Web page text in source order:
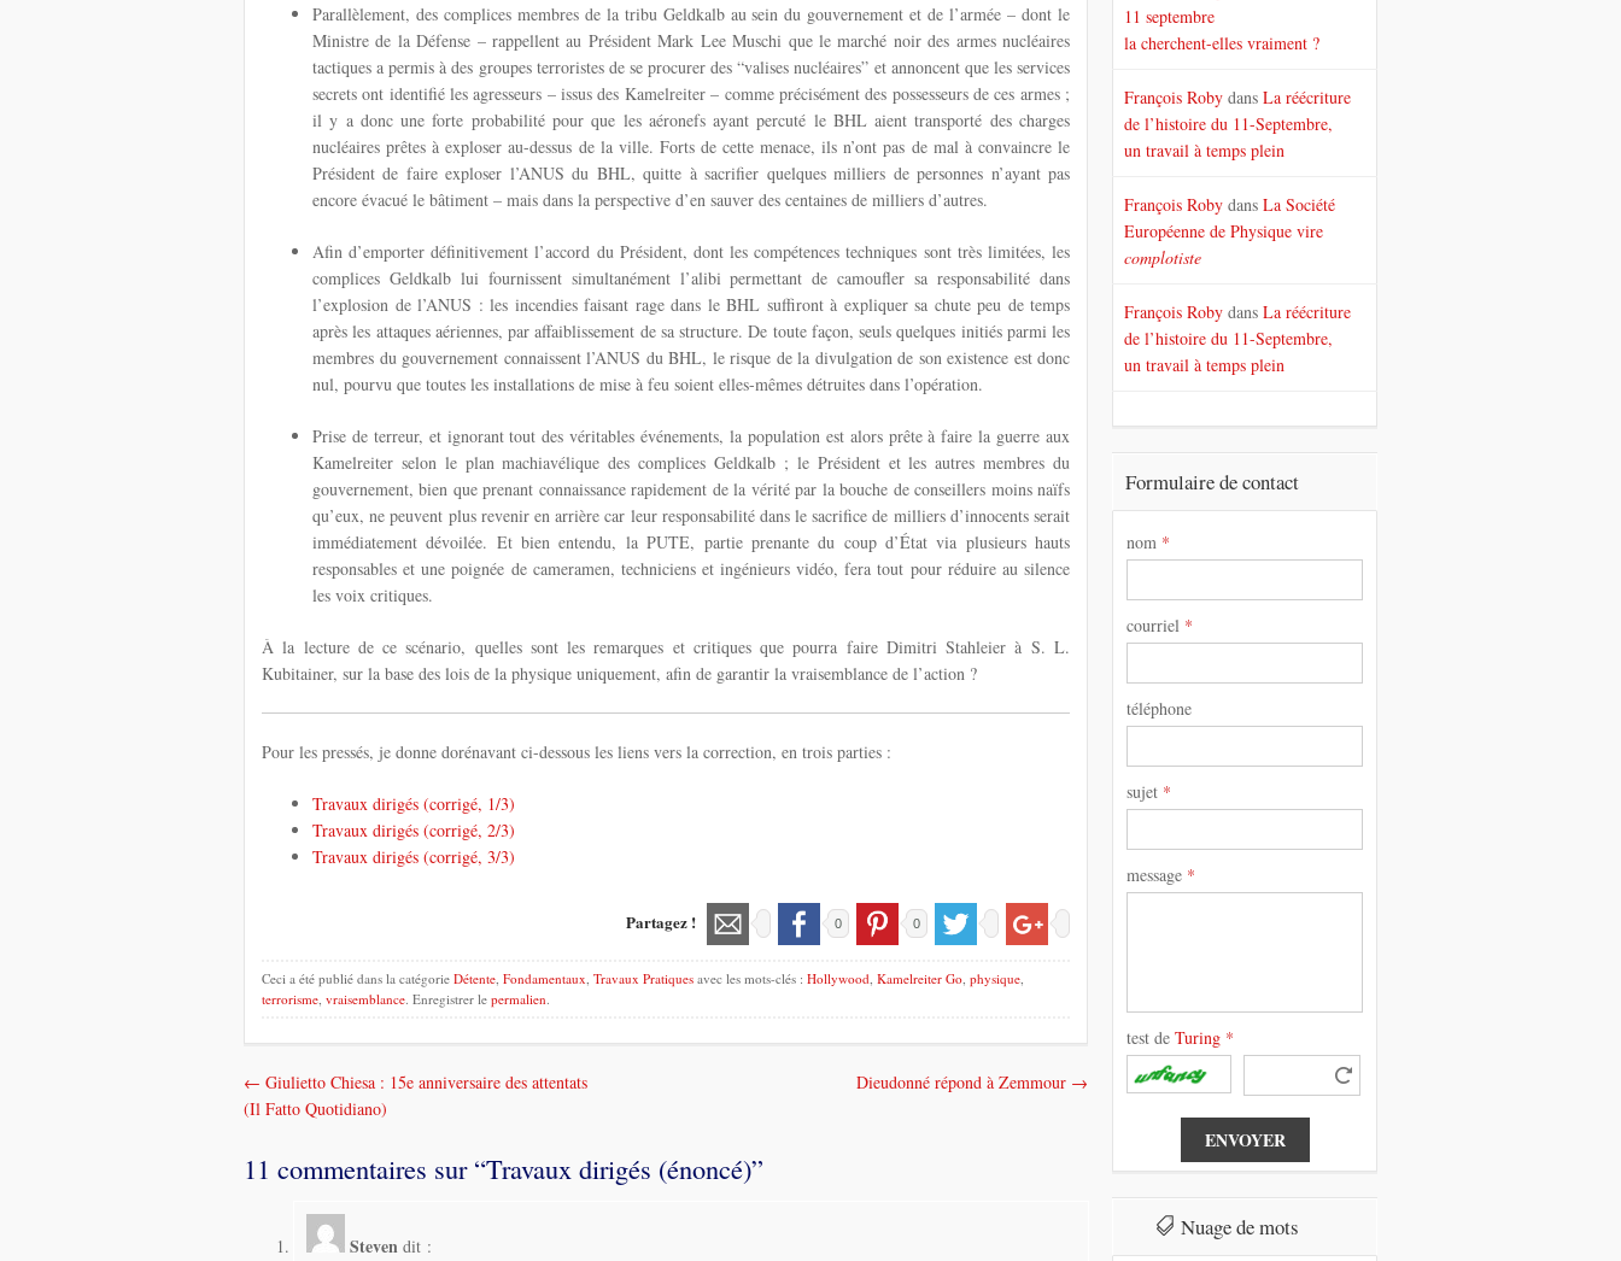
Parallèlement, des complices membres de la tribu Geldkalb au sein du gouvernement et de l’armée – dont le
Ministre de la Défense – rappellent au Président Mark Lee Muschi que le marché noir des armes nucléaires
tactiques a permis à des groupes terroristes de se procurer des “valises nucléaires” et annoncent que les services
secrets ont identifié les agresseurs – issus des Kamelreiter – comme précisément des possesseurs de ces armes ;
il y a donc une forte probabilité pour que les aéronefs ayant percuté le BHL aient transporté des charges
nucléaires prêtes à exploser au-dessus de la ville. Forts de cette menace, ils n’ont pas de mal à convaincre le
Président de faire exploser l’ANUS du BHL, quitte à sacrifier quelques milliers de personnes n’ayant pas
encore évacué le bâtiment – mais dans la perspective d’en sauver des centaines de milliers d’autres.
Afin d’emporter définitivement l’accord du Président, dont les compétences techniques sont très limitées, les
complices Geldkalb lui fournissent simultanément l’alibi permettant de camoufler sa responsabilité dans
l’explosion de l’ANUS : les incendies faisant rage dans le BHL suffiront à expliquer sa chute peu de temps
après les attaques aériennes, par affaiblissement de sa structure. De toute façon, seuls quelques initiés parmi les
membres du gouvernement connaissent l’ANUS du BHL, le risque de la divulgation de son existence est donc
nul, pourvu que toutes les installations de mise à feu soient elles-mêmes détruites dans l’opération.
Prise de terreur, et ignorant tout des véritables événements, la population est alors prête à faire la guerre aux
Kamelreiter selon le plan machiavélique des complices Geldkalb ; le Président et les autres membres du
gouvernement, bien que prenant connaissance rapidement de la vérité par la bouche de conseillers moins naïfs
qu’eux, ne peuvent plus revenir en arrière car leur responsabilité dans le sacrifice de milliers d’innocents serait
immédiatement dévoilée. Et bien entendu, la PUTE, partie prenante du coup d’État via plusieurs hauts
responsables et une poignée de cameramen, techniciens et ingénieurs vidéo, fera tout pour réduire au silence
les voix critiques.
À la lecture de ce scénario, quelles sont les remarques et critiques que pourra faire Dimitri Stahleier à S. L.
Kubitainer, sur la base des lois de la physique uniquement, afin de garantir la vraisemblance de l’action ?
Pour les pressés, je donne dorénavant ci-dessous les liens vers la correction, en trois parties :
Travaux dirigés (corrigé, 1/3)
Travaux dirigés (corrigé, 2/3)
Travaux dirigés (corrigé, 3/3)
Partagez ! 0 0
Ceci a été publié dans la catégorie Détente, Fondamentaux, Travaux Pratiques avec les mots-clés : Hollywood, Kamelreiter Go, physique,
terrorisme, vraisemblance. Enregistrer le permalien.
Navigation
les
messages
← Giulietto Chiesa : 15e anniversaire des attentats
(Il Fatto Quotidiano)
Dieudonné répond à Zemmour →
11 commentaires sur “Travaux dirigés (énoncé)”
Steven dit :
11 septembre
la cherchent-elles vraiment ?
François Roby dansLa réécriture
de l’histoire du 11-Septembre,
un travail à temps plein
François Roby dansLa Société
Européenne de Physique vire
complotiste
François Roby dansLa réécriture
de l’histoire du 11-Septembre,
un travail à temps plein
Formulaire de contact
nom *
courriel *
téléphone
sujet *
message *
test deTuring *
Nuage de mots